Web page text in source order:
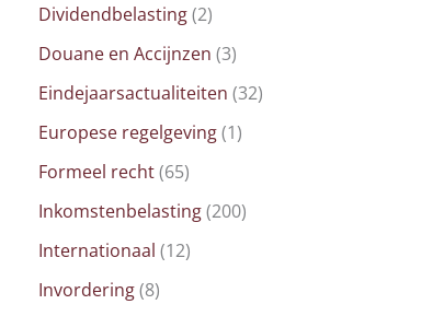
Dividendbelasting(2)
Douane en Accijnzen (3)
Eindejaarsactualiteiten (32)
Europese regelgeving(1)
Formeel recht(65)
Inkomstenbelasting(200)
Internationaal (12)
Invordering(8)